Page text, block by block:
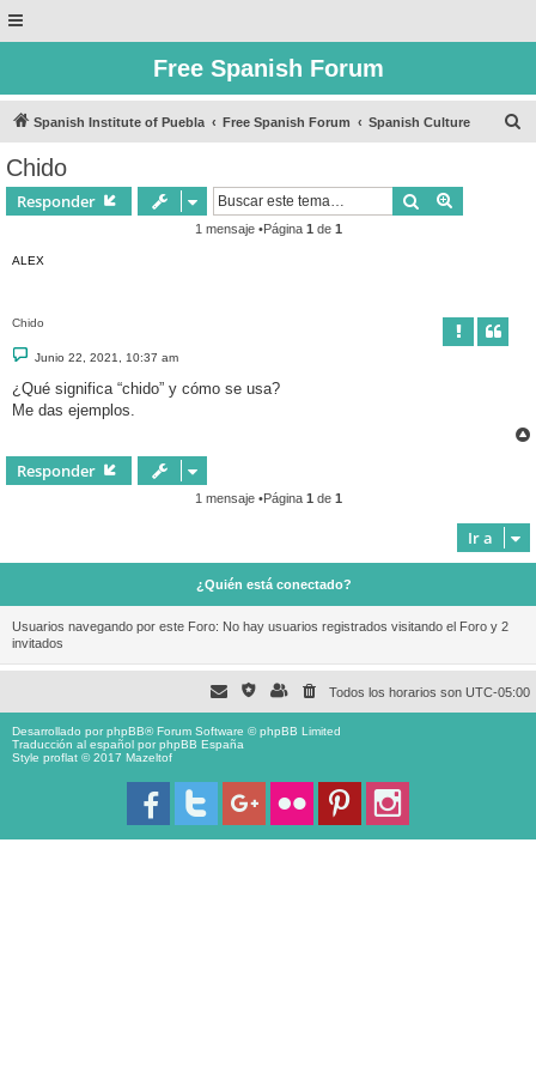
Free Spanish Forum
Spanish Institute of Puebla Free Spanish Forum Spanish Culture
Chido
Responder Buscar
1 mensaje •Página 1 de 1
ALEX
Chido
M
e
n
s
a
Junio 22, 2021, 10:37 am
¿Qué significa “chido” y cómo se usa?
Me das ejemplos.
Responder
1 mensaje •Página 1 de 1
Ir a
¿Quién está conectado?
Usuarios navegando por este Foro: No hay usuarios registrados visitando el Foro y 2
invitados
Todos los horarios son UTC-05:00
Desarrollado porphpBB® Forum Software © phpBB Limited
Traducción al español porphpBB España
Style proflat © 2017 Mazeltof